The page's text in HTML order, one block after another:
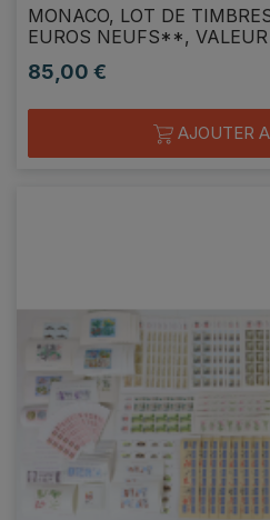
MONACO, LOT DE
EUROS NEUFS**, VALEUR
Prix
85,00 €
AJOUTER